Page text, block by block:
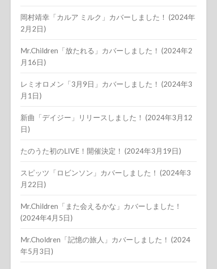
岡村靖幸「カルア ミルク」カバーしました！ (2024年
2月2日)
Mr.Children「放たれる」カバーしました！ (2024年2
月16日)
レミオロメン「3月9日」カバーしました！ (2024年3
月1日)
新曲「デイジー」リリースしました！ (2024年3月12
日)
たのうた初のLIVE！開催決定！ (2024年3月19日)
スピッツ「ロビンソン」カバーしました！ (2024年3
月22日)
Mr.Children「また会えるかな」カバーしました！
(2024年4月5日)
Mr.Choldren「記憶の旅人」カバーしました！ (2024
年5月3日)